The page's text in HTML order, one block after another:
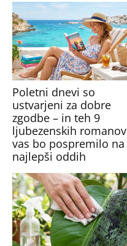
Poletni dnevi so
ustvarjeni za dobre
zgodbe – in teh 9
ljubezenskih romanov
vas bo pospremilo na
najlepši oddih